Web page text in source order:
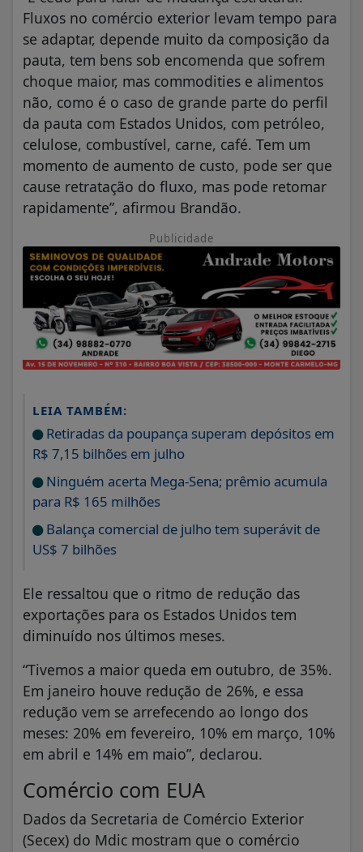
Fluxos no comércio exterior levam tempo para
se adaptar, depende muito da composição da
pauta, tem bens sob encomenda que sofrem
choque maior, mas commodities e alimentos
não, como é o caso de grande parte do perfil
da pauta com Estados Unidos, com petróleo,
celulose, combustível, carne, café. Tem um
momento de aumento de custo, pode ser que
cause retratação do fluxo, mas pode retomar
rapidamente”, afirmou Brandão.
Publicidade
LEIA TAMBÉM:
Retiradas da poupança superam depósitos em
R$ 7,15 bilhões em julho
Ninguém acerta Mega-Sena; prêmio acumula
para R$ 165 milhões
Balança comercial de julho tem superávit de
US$ 7 bilhões
Ele ressaltou que o ritmo de redução das
exportações para os Estados Unidos tem
diminuído nos últimos meses.
“Tivemos a maior queda em outubro, de 35%.
Em janeiro houve redução de 26%, e essa
redução vem se arrefecendo ao longo dos
meses: 20% em fevereiro, 10% em março, 10%
em abril e 14% em maio”, declarou.
Comércio com EUA
Dados da Secretaria de Comércio Exterior
(Secex) do Mdic mostram que o comércio